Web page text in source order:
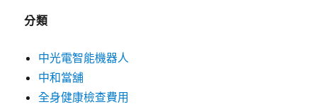
分類
中光電智能機器人
中和當舖
全身健康檢查費用